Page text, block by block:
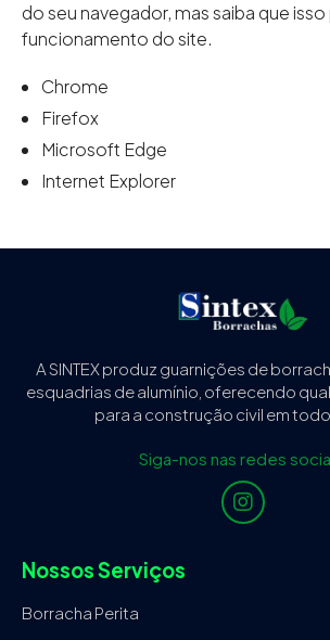
do seu navegador, mas saiba que
funcionamento do site.
Chrome
Firefox
Microsoft Edge
Internet Explorer
A SINTEX produz guarnições de
esquadrias de alumínio, oferecendo
para a construção civil em todo
Siga-nos nas redes
Nossos Serviços
Borracha Perita